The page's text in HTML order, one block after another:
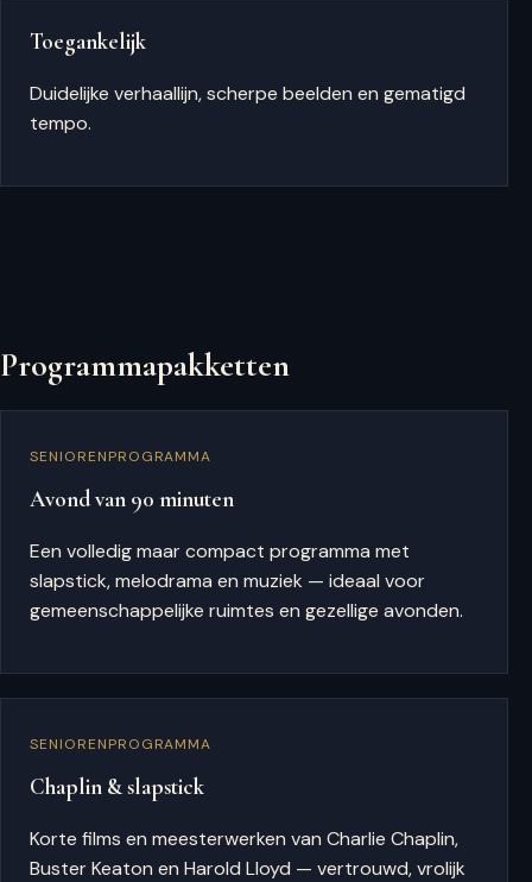
Toegankelijk
Duidelijke verhaallijn, scherpe beelden en gematigd
tempo.
Programmapakketten
SENIORENPROGRAMMA
Avond van 90 minuten
Een volledig maar compact programma met
slapstick, melodrama en muziek — ideaal voor
gemeenschappelijke ruimtes en gezellige avonden.
SENIORENPROGRAMMA
Chaplin & slapstick
Korte films en meesterwerken van Charlie Chaplin,
Buster Keaton en Harold Lloyd — vertrouwd, vrolijk